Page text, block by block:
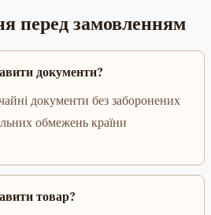
перед замовленням
документи?
документи без заборонених
обмежень країни
товар?